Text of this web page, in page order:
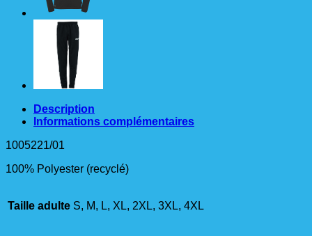
Description
Informations complémentaires
1005221/01
100% Polyester (recyclé)
Taille adulte S, M, L, XL, 2XL, 3XL, 4XL